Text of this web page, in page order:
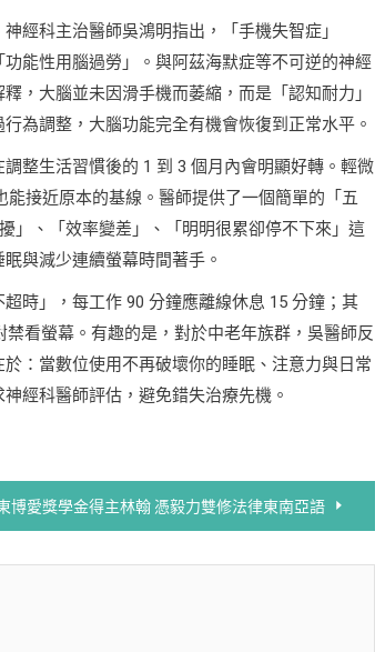
經科主治醫師吳鴻明指出，「手機失智症」
能性用腦過勞」。與阿茲海默症等不可逆的神經
，大腦並未因滑手機而萎縮，而是「認知耐力」
為調整，大腦功能完全有機會恢復到正常水平。
整生活習慣後的 1 到 3 個月內會明顯好轉。輕微
接近原本的基線。醫師提供了一個簡單的「五
」、「效率變差」、「明明很累卻停不下來」這
與減少連續螢幕時間著手。
時」，每工作 90 分鐘應離線休息 15 分鐘；其
看螢幕。有趣的是，對於中老年族群，吳醫師反
：當數位使用不再破壞你的睡眠、注意力與日常
經科醫師評估，避免錯失治療先機。
博愛獎學金得主林翰 憑毅力雙修法律東南亞語